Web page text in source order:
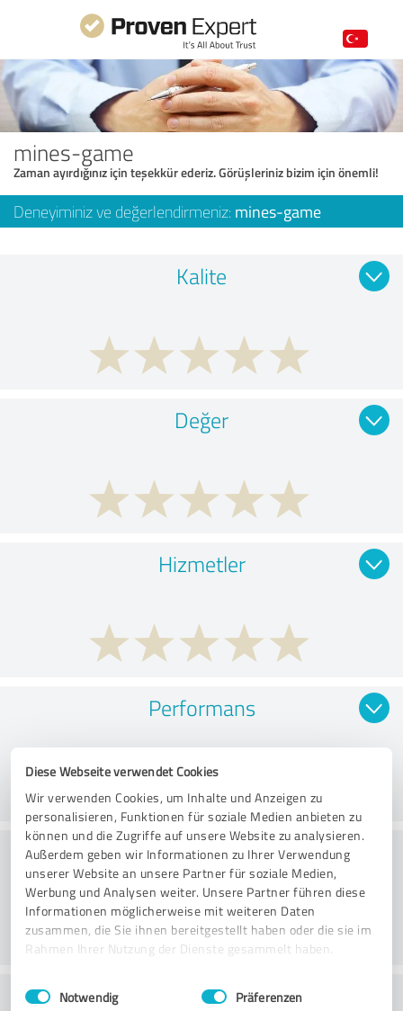
Diese Webseite verwendet Cookies
Wir verwenden Cookies, um Inhalte und Anzeigen zu
personalisieren, Funktionen für soziale Medien anbieten zu
können und die Zugriffe auf unsere Website zu analysieren.
Außerdem geben wir Informationen zu Ihrer Verwendung
unserer Website an unsere Partner für soziale Medien,
Werbung und Analysen weiter. Unsere Partner führen diese
Informationen möglicherweise mit weiteren Daten
zusammen, die Sie ihnen bereitgestellt haben oder die sie im
Rahmen Ihrer Nutzung der Dienste gesammelt haben.
Impressum Datenschutzbestimmungen
Einwilligungsauswahl
Notwendig Präferenzen
mines-game
Zaman ayırdığınız için teşekkür ederiz. Görüşleriniz bizim için önemli!
Deneyiminiz ve değerlendirmeniz: mines-game
Kalite
Değer
Hizmetler
Performans
Danışmanlık
Müşteri Hizmetleri